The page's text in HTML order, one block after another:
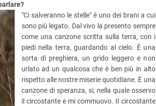
"Ci salveranno le stelle" è uno dei brani a cui
sono più legato. Dal vivo la presento sempre
come una canzone scritta sulla terra, con i
piedi nella terra, guardando al cielo. È una
sorta di preghiera, un grido leggero e non
urlato ad un qualcosa che è ben più in alto
rispetto alle nostre miserie quotidiane. È una
canzone di speranza, si, nella quale osservo
il circostante e mi commuovo. Il circostante